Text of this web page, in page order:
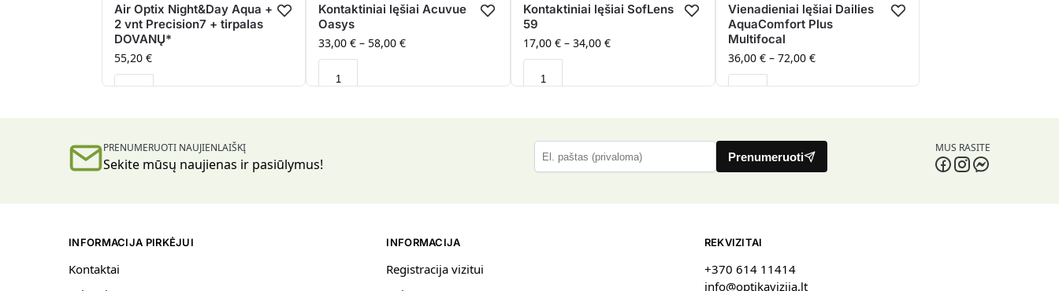
Air Optix Night&Day Aqua +
2 vnt Precision7 + tirpalas
DOVANŲ*
55,20 €
Kontaktiniai lęšiai Acuvue
Oasys
33,00€ – 58,00€
Kontaktiniai lęšiai SofLens
59
17,00 € – 34,00 €
Vienadieniai lęšiai Dailies
AquaComfort Plus
Multifocal
36,00 € – 72,00 €
PRENUMERUOTI NAUJIENLAIŠKĮ
Sekite mūsų naujienas ir pasiūlymus!
l
Prenumeruoti
MUS RASITE
INFORMACIJA PIRKĖJUI
Kontaktai
INFORMACIJA
Registracija vizitui
REKVIZITAI
+370 614 11414
info@optikavizija.lt